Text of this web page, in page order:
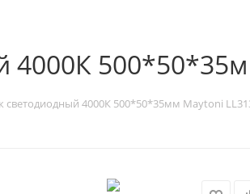
светодиодный 4000К 500*50*35мм Maytoni